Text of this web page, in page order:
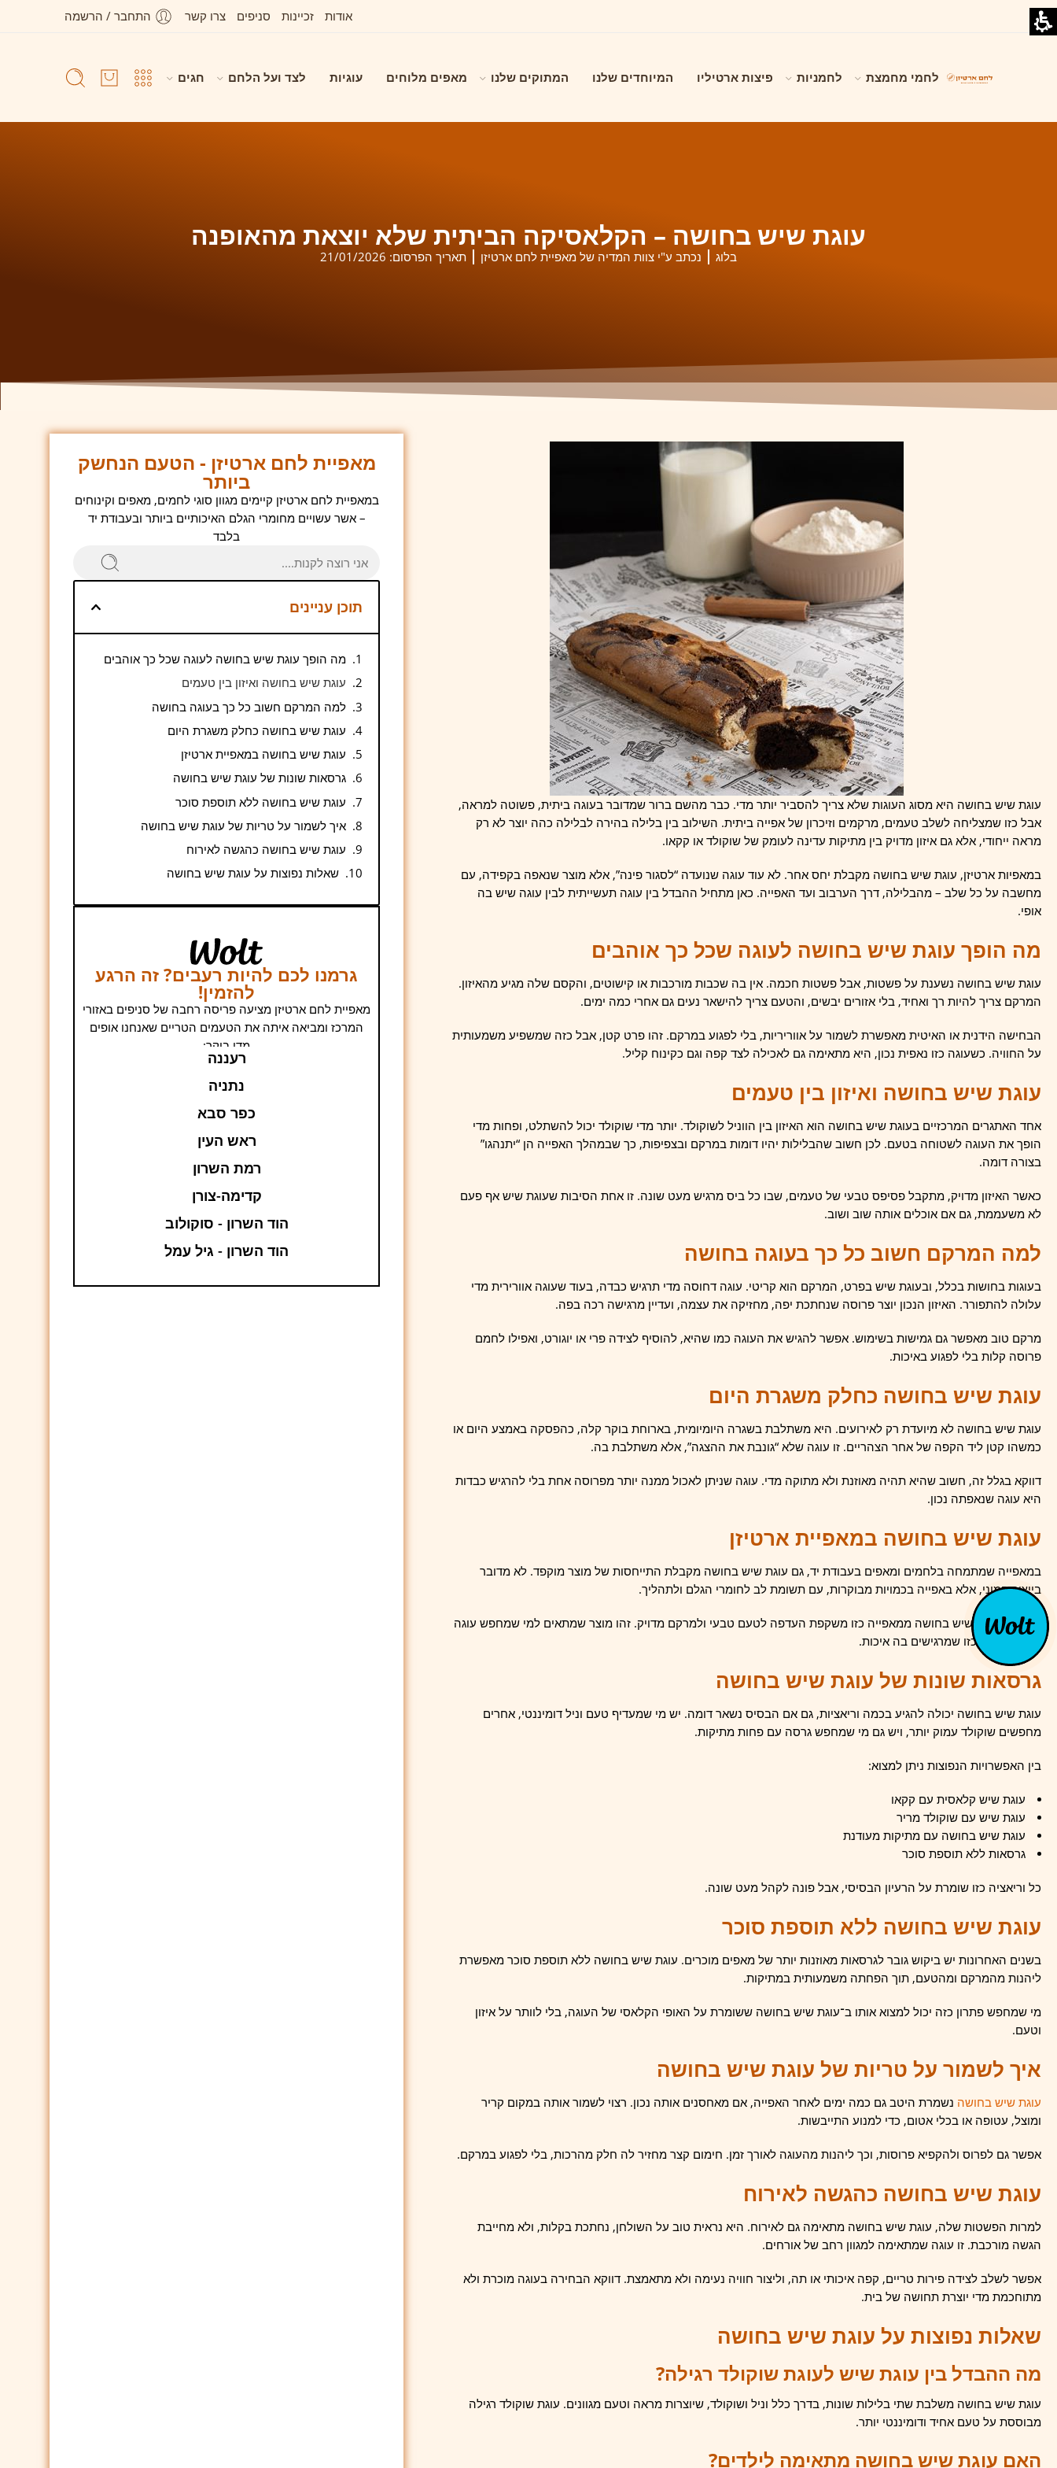
אודות זכיינות סניפים צרו קשר התחבר / הרשמה
לחמי מחמצת לחמניות פיצות ארטיליו המיוחדים שלנו המתוקים שלנו מאפים מלוחים עוגיות לצד ועל הלחם חגים
עוגת שיש בחושה – הקלאסיקה הביתית שלא יוצאת מהאופנה
בלוג נכתב ע"י צוות המדיה של מאפיית לחם ארטיזן תאריך הפרסום: 21/01/2026
עוגת שיש בחושה היא מסוג העוגות שלא צריך להסביר יותר מדי. כבר מהשם ברור שמדובר בעוגה ביתית, פשוטה למראה,
אבל כזו שמצליחה לשלב טעמים, מרקמים וזיכרון של אפייה ביתית. השילוב בין בלילה בהירה לבלילה כהה יוצר לא רק
מראה ייחודי, אלא גם איזון מדויק בין מתיקות עדינה לעומק של שוקולד או קקאו.
במאפיות ארטיזן, עוגת שיש בחושה מקבלת יחס אחר. לא עוד עוגה שנועדה “לסגור פינה”, אלא מוצר שנאפה בקפידה, עם
מחשבה על כל שלב – מהבלילה, דרך הערבוב ועד האפייה. כאן מתחיל ההבדל בין עוגה תעשייתית לבין עוגה שיש בה
אופי.
מה הופך עוגת שיש בחושה לעוגה שכל כך אוהבים
עוגת שיש בחושה נשענת על פשטות, אבל פשטות חכמה. אין בה שכבות מורכבות או קישוטים, והקסם שלה מגיע מהאיזון.
המרקם צריך להיות רך ואחיד, בלי אזורים יבשים, והטעם צריך להישאר נעים גם אחרי כמה ימים.
הבחישה הידנית או האיטית מאפשרת לשמור על אווריריות, בלי לפגוע במרקם. זהו פרט קטן, אבל כזה שמשפיע משמעותית
על החוויה. כשעוגה כזו נאפית נכון, היא מתאימה גם לאכילה לצד קפה וגם כקינוח קליל.
עוגת שיש בחושה ואיזון בין טעמים
אחד האתגרים המרכזיים בעוגת שיש בחושה הוא האיזון בין הווניל לשוקולד. יותר מדי שוקולד יכול להשתלט, ופחות מדי
הופך את העוגה לשטוחה בטעם. לכן חשוב שהבלילות יהיו דומות במרקם ובצפיפות, כך שבמהלך האפייה הן “יתנהגו”
בצורה דומה.
כאשר האיזון מדויק, מתקבל פסיפס טבעי של טעמים, שבו כל ביס מרגיש מעט שונה. זו אחת הסיבות שעוגת שיש אף פעם
לא משעממת, גם אם אוכלים אותה שוב ושוב.
למה המרקם חשוב כל כך בעוגה בחושה
בעוגות בחושות בכלל, ובעוגת שיש בפרט, המרקם הוא קריטי. עוגה דחוסה מדי תרגיש כבדה, בעוד שעוגה אוורירית מדי
עלולה להתפורר. האיזון הנכון יוצר פרוסה שנחתכת יפה, מחזיקה את עצמה, ועדיין מרגישה רכה בפה.
מרקם טוב מאפשר גם גמישות בשימוש. אפשר להגיש את העוגה כמו שהיא, להוסיף לצידה פרי או יוגורט, ואפילו לחמם
פרוסה קלות בלי לפגוע באיכות.
עוגת שיש בחושה כחלק משגרת היום
עוגת שיש בחושה לא מיועדת רק לאירועים. היא משתלבת בשגרה היומיומית, בארוחת בוקר קלה, כהפסקה באמצע היום או
כמשהו קטן ליד הקפה של אחר הצהריים. זו עוגה שלא “גונבת את ההצגה”, אלא משתלבת בה.
דווקא בגלל זה, חשוב שהיא תהיה מאוזנת ולא מתוקה מדי. עוגה שניתן לאכול ממנה יותר מפרוסה אחת בלי להרגיש כבדות
היא עוגה שנאפתה נכון.
עוגת שיש בחושה במאפיית ארטיזן
במאפייה שמתמחה בלחמים ומאפים בעבודת יד, גם עוגת שיש בחושה מקבלת התייחסות של מוצר מוקפד. לא מדובר
בייצור המוני, אלא באפייה בכמויות מבוקרות, עם תשומת לב לחומרי הגלם ולתהליך.
בחירה בעוגת שיש בחושה ממאפייה כזו משקפת העדפה לטעם טבעי ולמרקם מדויק. זהו מוצר שמתאים למי שמחפש עוגה
פשוטה, אבל כזו שמרגישים בה איכות.
גרסאות שונות של עוגת שיש בחושה
עוגת שיש בחושה יכולה להגיע בכמה וריאציות, גם אם הבסיס נשאר דומה. יש מי שמעדיף טעם וניל דומיננטי, אחרים
מחפשים שוקולד עמוק יותר, ויש גם מי שמחפש גרסה עם פחות מתיקות.
בין האפשרויות הנפוצות ניתן למצוא:
עוגת שיש קלאסית עם קקאו
עוגת שיש עם שוקולד מריר
עוגת שיש בחושה עם מתיקות מעודנת
גרסאות ללא תוספת סוכר
כל וריאציה כזו שומרת על הרעיון הבסיסי, אבל פונה לקהל מעט שונה.
עוגת שיש בחושה ללא תוספת סוכר
בשנים האחרונות יש ביקוש גובר לגרסאות מאוזנות יותר של מאפים מוכרים. עוגת שיש בחושה ללא תוספת סוכר מאפשרת
ליהנות מהמרקם ומהטעם, תוך הפחתה משמעותית במתיקות.
מי שמחפש פתרון כזה יכול למצוא אותו ב־עוגת שיש בחושה ששומרת על האופי הקלאסי של העוגה, בלי לוותר על איזון
וטעם.
איך לשמור על טריות של עוגת שיש בחושה
עוגת שיש בחושה נשמרת היטב גם כמה ימים לאחר האפייה, אם מאחסנים אותה נכון. רצוי לשמור אותה במקום קריר
ומוצל, עטופה או בכלי אטום, כדי למנוע התייבשות.
אפשר גם לפרוס ולהקפיא פרוסות, וכך ליהנות מהעוגה לאורך זמן. חימום קצר מחזיר לה חלק מהרכות, בלי לפגוע במרקם.
עוגת שיש בחושה כהגשה לאירוח
למרות הפשטות שלה, עוגת שיש בחושה מתאימה גם לאירוח. היא נראית טוב על השולחן, נחתכת בקלות, ולא מחייבת
הגשה מורכבת. זו עוגה שמתאימה למגוון רחב של אורחים.
אפשר לשלב לצידה פירות טריים, קפה איכותי או תה, וליצור חוויה נעימה ולא מתאמצת. דווקא הבחירה בעוגה מוכרת ולא
מתוחכמת מדי יוצרת תחושה של בית.
שאלות נפוצות על עוגת שיש בחושה
מה ההבדל בין עוגת שיש לעוגת שוקולד רגילה?
עוגת שיש בחושה משלבת שתי בלילות שונות, בדרך כלל וניל ושוקולד, שיוצרות מראה וטעם מגוונים. עוגת שוקולד רגילה
מבוססת על טעם אחיד ודומיננטי יותר.
האם עוגת שיש בחושה מתאימה לילדים?
מאפיית לחם ארטיזן - הטעם הנחשק
ביותר
במאפיית לחם ארטיזן קיימים מגוון סוגי לחמים, מאפים וקינוחים
– אשר עשויים מחומרי הגלם האיכותיים ביותר ובעבודת יד
בלבד
תוכן עניינים
מה הופך עוגת שיש בחושה לעוגה שכל כך אוהבים
עוגת שיש בחושה ואיזון בין טעמים
למה המרקם חשוב כל כך בעוגה בחושה
עוגת שיש בחושה כחלק משגרת היום
עוגת שיש בחושה במאפיית ארטיזן
גרסאות שונות של עוגת שיש בחושה
עוגת שיש בחושה ללא תוספת סוכר
איך לשמור על טריות של עוגת שיש בחושה
עוגת שיש בחושה כהגשה לאירוח
שאלות נפוצות על עוגת שיש בחושה
גרמנו לכם להיות רעבים? זה הרגע
להזמין!
מאפיית לחם ארטיזן מציעה פריסה רחבה של סניפים באזורי
המרכז ומביאה איתה את הטעמים הטריים שאנחנו אופים
מדי בוקר:
רעננה
נתניה
כפר סבא
ראש העין
רמת השרון
קדימה-צורן
הוד השרון - סוקולוב
הוד השרון - גיל עמל